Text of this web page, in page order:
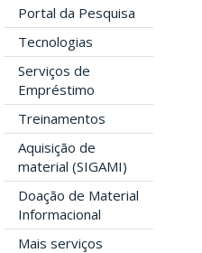
Portal da Pesquisa
Tecnologias
Serviços de
Empréstimo
Treinamentos
Aquisição de
material (SIGAMI)
Doação de Material
Informacional
Mais serviços